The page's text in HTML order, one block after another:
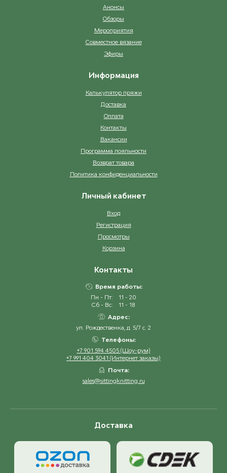
Анонсы
Обзоры
Мероприятия
Совместное вязание
Эфиры
Информация
Калькулятор пряжи
Доставка
Оплата
Контакты
Вакансии
Программа лояльности
Возврат товара
Политика конфиденциальности
Личный кабинет
Вход
Регистрация
Просмотры
Корзина
Контакты
Время работы:
Пн - Пт:
11 - 20
Сб - Вс:
11 - 18
Адрес:
ул. Рождественка, д. 5/7 с. 2
Телефоны:
+7 901 594 4505 (Шоу-рум)
+7 991 404 3041 (Интернет заказы)
Почта:
sales@sittingknitting.ru
Доставка